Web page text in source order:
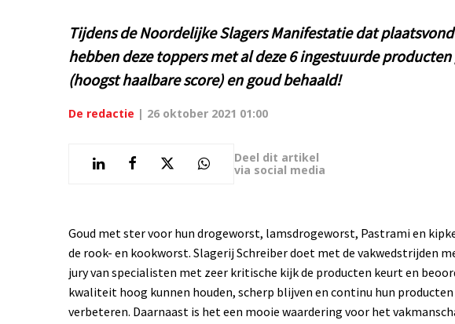
Tijdens de Noordelijke Slagers Manifestatie dat
hebben deze toppers met al deze 6 ingestuurde
(hoogst haalbare score) en goud behaald!
De redactie | 26 oktober 2021 01:00
Deel dit artikel
via social media
Goud met ster voor hun drogeworst, lamsdrogeworst, Pastrami en
de rook- en kookworst. Slagerij Schreiber doet met de vakwedstrijden
jury van specialisten met zeer kritische kijk de producten keurt en
kwaliteit hoog kunnen houden, scherp blijven en continu hun
verbeteren. Daarnaast is het een mooie waardering voor het